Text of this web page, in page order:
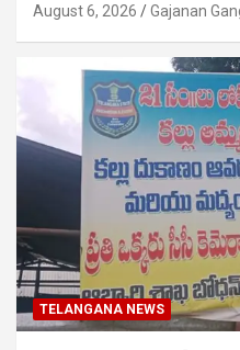
August 6, 2026 Gajanan
TELANGANA NEWS